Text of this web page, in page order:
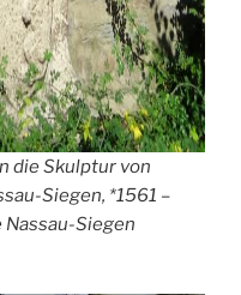
die Skulptur von
Siegen, *1561 –
Nassau-Siegen